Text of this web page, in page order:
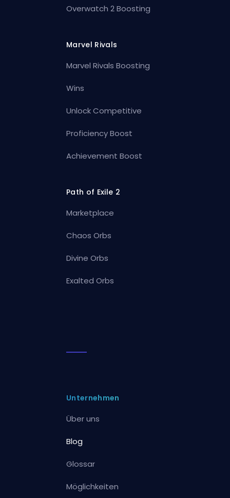
Overwatch 2 Boosting
Marvel Rivals
Marvel Rivals Boosting
Wins
Unlock Competitive
Proficiency Boost
Achievement Boost
Path of Exile 2
Marketplace
Chaos Orbs
Divine Orbs
Exalted Orbs
Unternehmen
Über uns
Blog
Glossar
Möglichkeiten